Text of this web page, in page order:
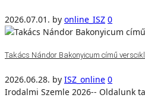
2026.07.01. by online_ISZ 0
Takács Nándor Bakonyicum című
2026.06.28. by ISZ_online 0
Irodalmi Szemle 2026-- Oldalunk